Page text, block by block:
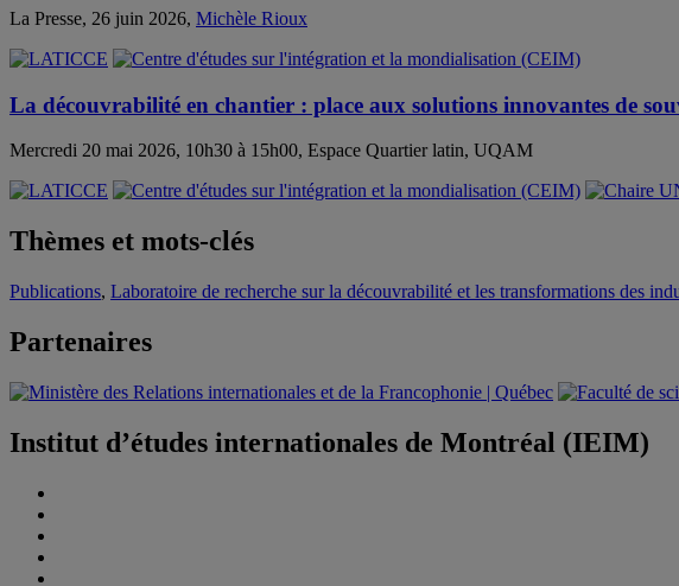
La Presse, 26 juin 2026, Michèle Rioux
La découvrabilité en chantier : place aux solutions innovantes de
Mercredi 20 mai 2026, 10h30 à 15h00, Espace Quartier latin, UQAM
Thèmes et mots-clés
Publications, Laboratoire de recherche sur la découvrabilité et les transformations des
Partenaires
Institut d’études internationales de Montréal (IEIM)